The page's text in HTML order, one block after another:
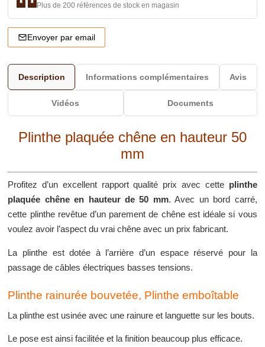
Plus de 200 références de stock en magasin
Envoyer par email
Description Informations complémentaires Avis
Vidéos Documents
Plinthe plaquée chêne en hauteur 50
mm
Profitez d’un excellent rapport qualité prix avec cette plinthe
plaquée chêne en hauteur de 50 mm. Avec un bord carré,
cette plinthe revêtue d’un parement de chêne est idéale si vous
voulez avoir l’aspect du vrai chêne avec un prix fabricant.
La plinthe est dotée à l’arrière d’un espace réservé pour la
passage de câbles électriques basses tensions.
Plinthe rainurée bouvetée, Plinthe emboîtable
La plinthe est usinée avec une rainure et languette sur les bouts.
Le pose est ainsi facilitée et la finition beaucoup plus efficace.